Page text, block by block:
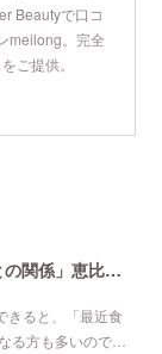
Beautyで口コ
meilong。完全
ご提供。
「ニキビができる場所でわかる？身体の内側との関係」恵比寿で口コミNo 1美容鍼灸ならmeilong
きると、「最近食
る方も多いので…